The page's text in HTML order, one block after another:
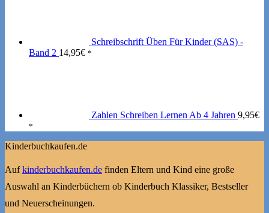
Schreibschrift Üben Für Kinder (SAS) -
Band 2 14,95€ *
Zahlen Schreiben Lernen Ab 4 Jahren 9,95€
*
Kinderbuchkaufen.de
Aufkinderbuchkaufen.de finden Eltern und Kind eine große
Auswahl an Kinderbüchern ob Kinderbuch Klassiker, Bestseller
und Neuerscheinungen.